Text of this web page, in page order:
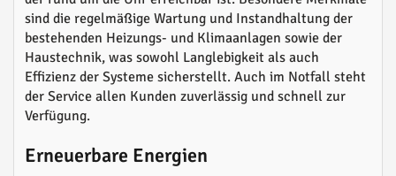
sind die regelmäßige Wartung und Instandhaltung der
bestehenden Heizungs- und Klimaanlagen sowie der
Haustechnik, was sowohl Langlebigkeit als auch
Effizienz der Systeme sicherstellt. Auch im Notfall steht
der Service allen Kunden zuverlässig und schnell zur
Verfügung.
Erneuerbare Energien